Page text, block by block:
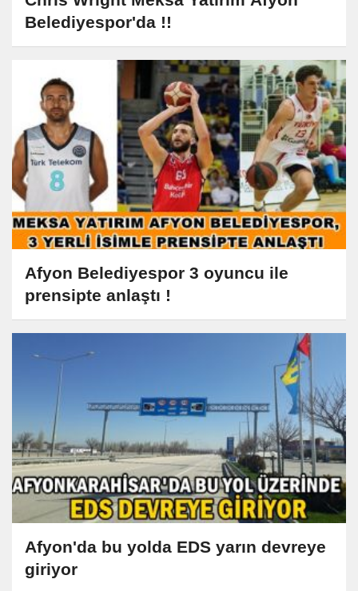
Belediyespor'da !!
Afyon Belediyespor 3 oyuncu ile
prensipte anlaştı !
Afyon'da bu yolda EDS yarın devreye
giriyor